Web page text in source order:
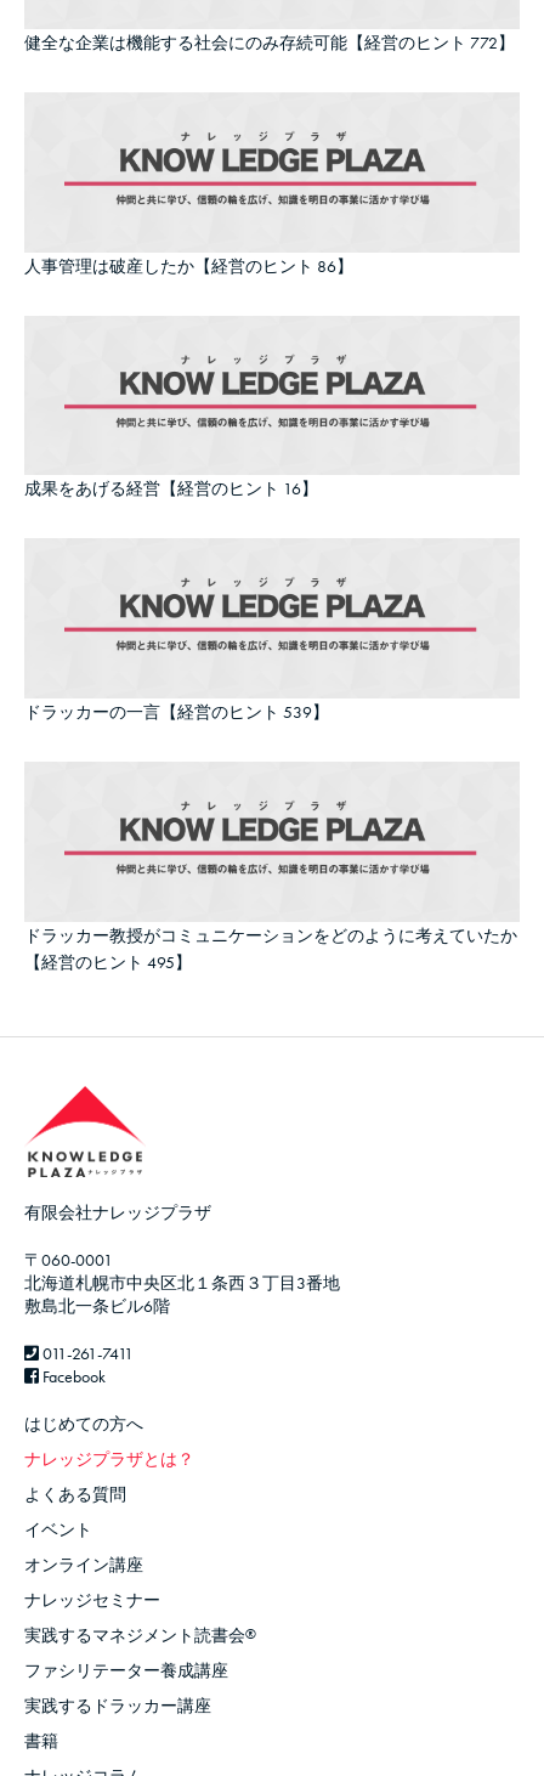
健全な企業は機能する社会にのみ存続可能【経営のヒント 772】
人事管理は破産したか【経営のヒント 86】
成果をあげる経営【経営のヒント 16】
ドラッカーの一言【経営のヒント 539】
ドラッカー教授がコミュニケーションをどのように考えていたか
【経営のヒント 495】
有限会社ナレッジプラザ
〒060-0001
北海道札幌市中央区北１条西３丁目3番地
敷島北一条ビル6階
011-261-7411
Facebook
はじめての方へ
ナレッジプラザとは？
よくある質問
イベント
オンライン講座
ナレッジセミナー
実践するマネジメント読書会®
ファシリテーター養成講座
実践するドラッカー講座
書籍